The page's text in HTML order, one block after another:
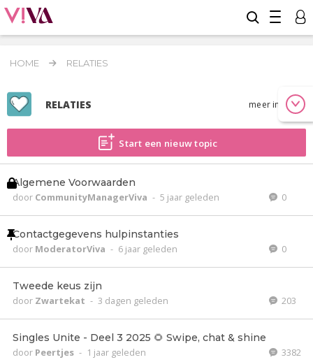
HOME RELATIES
RELATIES meer info
Start een nieuw topic
Algemene Voorwaarden
door CommunityManagerViva - 5 jaar geleden 0
Contactgegevens hulpinstanties
door ModeratorViva - 6 jaar geleden 0
Tweede keus zijn
door Zwartekat - 3 dagen geleden 203
Singles Unite - Deel 3 2025 🌻 Swipe, chat & shine
door Peertjes - 1 jaar geleden 3382